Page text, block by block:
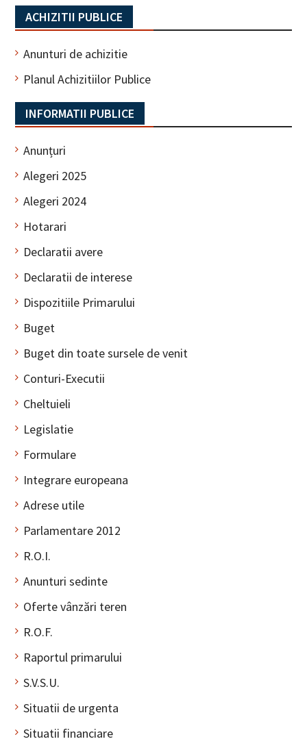
ACHIZITII PUBLICE
Anunturi de achizitie
Planul Achizitiilor Publice
INFORMATII PUBLICE
Anunțuri
Alegeri 2025
Alegeri 2024
Hotarari
Declaratii avere
Declaratii de interese
Dispozitiile Primarului
Buget
Buget din toate sursele de venit
Conturi-Executii
Cheltuieli
Legislatie
Formulare
Integrare europeana
Adrese utile
Parlamentare 2012
R.O.I.
Anunturi sedinte
Oferte vânzări teren
R.O.F.
Raportul primarului
S.V.S.U.
Situatii de urgenta
Situatii financiare